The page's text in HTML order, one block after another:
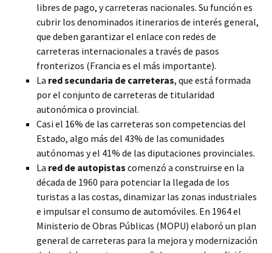
libres de pago, y carreteras nacionales. Su función es
cubrir los denominados itinerarios de interés general,
que deben garantizar el enlace con redes de
carreteras internacionales a través de pasos
fronterizos (Francia es el más importante).
La red secundaria de carreteras, que está formada
por el conjunto de carreteras de titularidad
autonómica o provincial.
Casi el 16% de las carreteras son competencias del
Estado, algo más del 43% de las comunidades
autónomas y el 41% de las diputaciones provinciales.
La red de autopistas comenzó a construirse en la
década de 1960 para potenciar la llegada de los
turistas a las costas, dinamizar las zonas industriales
e impulsar el consumo de automóviles. En 1964 el
Ministerio de Obras Públicas (MOPU) elaboró un plan
general de carreteras para la mejora y modernización